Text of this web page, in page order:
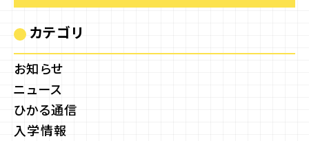
カテゴリ
お知らせ
ニュース
ひかる通信
入学情報